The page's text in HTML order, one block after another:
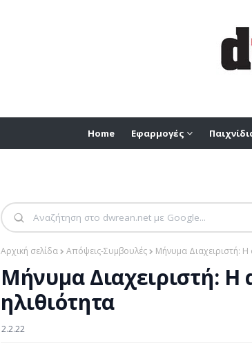
Home Εφαρμογές
Αρχική σελίδα Απόψεις-Συμβουλές Μήνυμα Διαχειριστή: Η
Μήνυμα Διαχειριστή: Η
ηλιθιότητα
2.2.22